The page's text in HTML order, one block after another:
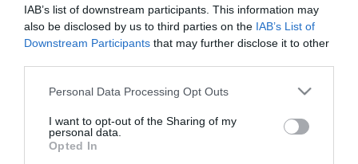
IAB’s list of downstream participants. This information may
also be disclosed by us to third parties on the IAB’s List of
Downstream Participants that may further disclose it to other
Please note that this website/app uses one or more Google
not limited to your visit or usage behaviour. You may click to
grant or deny consent to Google and its third-party tags to
use your data for below specified purposes in below Google
Personal Data Processing Opt Outs
I want to opt-out of the Sharing of my
personal data.
Opted In
Kapcsolódó írások:
Lecsaphat a gazdag spanyolokra a vagyonadó
Az osztrák államfő rábólintana a vagyonadóra